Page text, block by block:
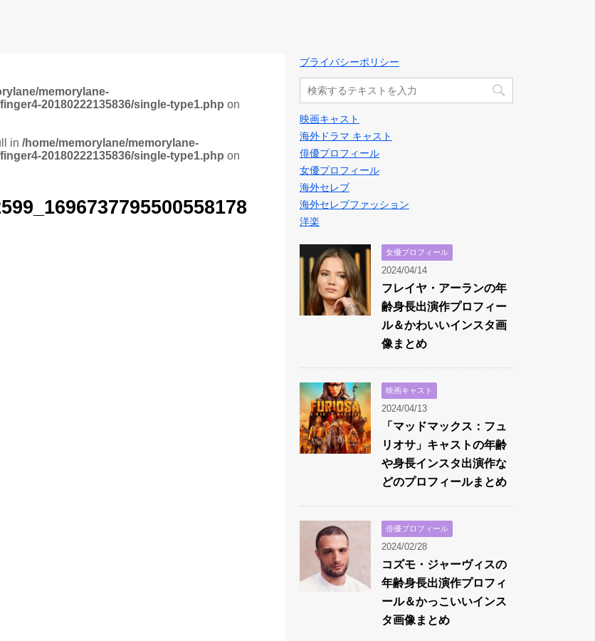
memorylane-
20180222135836/single-type1.php on
in /home/memorylane/memorylane-
20180222135836/single-type1.php on
プライバシーポリシー
映画キャスト
海外ドラマ キャスト
俳優プロフィール
女優プロフィール
海外セレブ
海外セレブファッション
洋楽
女優プロフィール
2024/04/14
フレイヤ・アーランの年
齢身長出演作プロフィー
ル＆かわいいインスタ画
像まとめ
映画キャスト
2024/04/13
「マッドマックス：フュ
リオサ」キャストの年齢
や身長インスタ出演作な
どのプロフィールまとめ
俳優プロフィール
2024/02/28
コズモ・ジャーヴィスの
年齢身長出演作プロフィ
ール＆かっこいいインス
タ画像まとめ